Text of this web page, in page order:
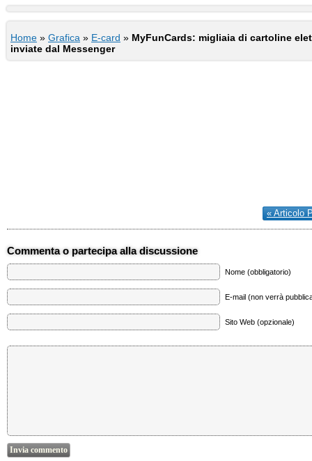
Home » Grafica » E-card » MyFunCards: migliaia di cartoline
inviate dal Messenger
« Articolo
Commenta o partecipa alla discussione
Nome (obbligatorio)
E-mail (non verrà
Sito Web (opzionale)